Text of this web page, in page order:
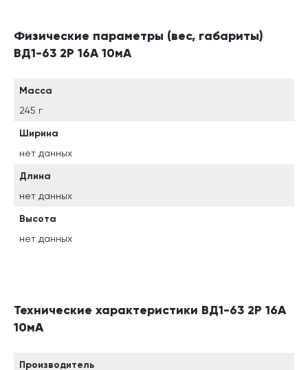
Физические параметры (вес, габариты)
ВД1-63 2Р 16А 10мА
Масса
245 г
Ширина
нет данных
Длина
нет данных
Высота
нет данных
Технические характеристики ВД1-63 2Р 16А
10мА
Производитель